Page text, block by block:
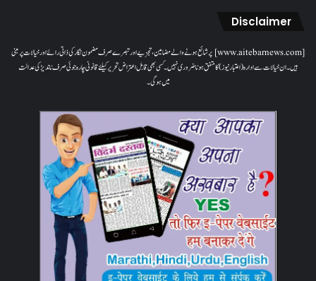
Disclaimer
[www.aitebarnews.com] پر شائع ہونے والے مضامین، تجزیے اور تبصرے صرف مضمون نگار کی ذاتی رائے اور خیالات پر مبنی
ہیں۔ ان خیالات سے ادارہ (اعتبار نیوز) کا متفق ہونا ضروری نہیں۔ کسی بھی قابل اعتراض تحریر کیلئے قانونی چارہ جوئی صرف ناندیڑ کی عدالت
میں ہوگی۔